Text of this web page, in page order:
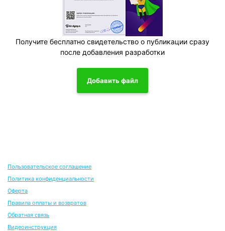
Получите бесплатно свидетельство о публикации сразу
после добавления разработки
Добавить файл
Пользовательское соглашение
Политика конфиденциальности
Оферта
Правила оплаты и возвратов
Обратная связь
Видеоинструкция